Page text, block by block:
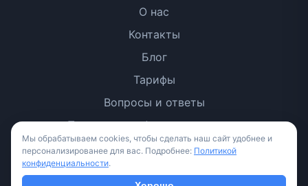
О нас
Контакты
Блог
Тарифы
Вопросы и ответы
Политика конфиденциальности
Условия использования
Мы обрабатываем cookies, чтобы сделать наш сайт удобнее и
персонализированее для вас. Подробнее: Политикой
конфиденциальности.